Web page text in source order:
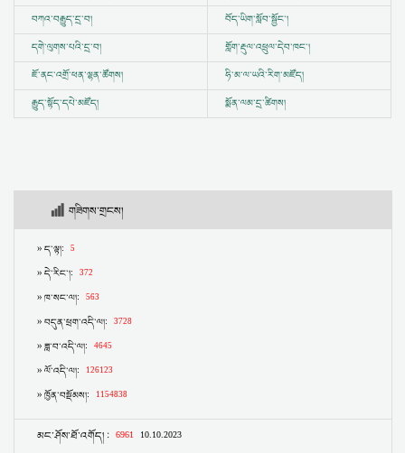
བཀའ་བརྒྱུད་དྲ་བ།
བོད་ཡིག་སློབ་སྦྱོང་།
དགེ་ལུགས་པའི་དྲ་བ།
གློག་རྡུལ་འཕྲུལ་དེབ་ཁང་།
ཇོ་ནང་འགྲོ་ཕན་ལྷན་ཚོགས།
ཧི་མ་ལ་ཡའི་རིག་མཛོད།
རྒྱུད་སྟོད་དཔེ་མཛོད།
སྨོན་ལམ་དྲ་ཚིགས།